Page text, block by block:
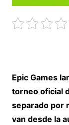
Epic Games
torneo oficial
separado por
van desde la